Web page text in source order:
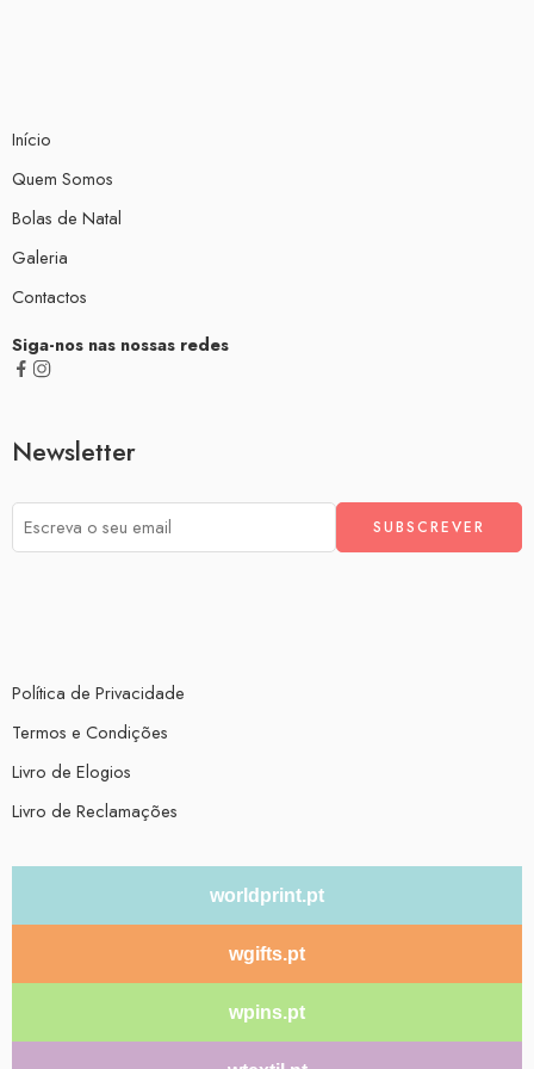
Início
Quem Somos
Bolas de Natal
Galeria
Contactos
Siga-nos nas nossas redes
Newsletter
Política de Privacidade
Termos e Condições
Livro de Elogios
Livro de Reclamações
worldprint.pt
wgifts.pt
wpins.pt